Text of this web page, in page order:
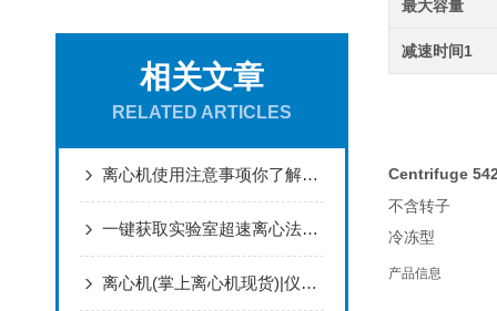
相关文章
RELATED ARTICLES
离心机使用注意事项你了解多少
一键获取实验室超速离心法宝...?
离心机(掌上离心机现货)|仪诚百科
最大容量
减速时间1
Centrifuge
不含转子
冷冻型
产品信息